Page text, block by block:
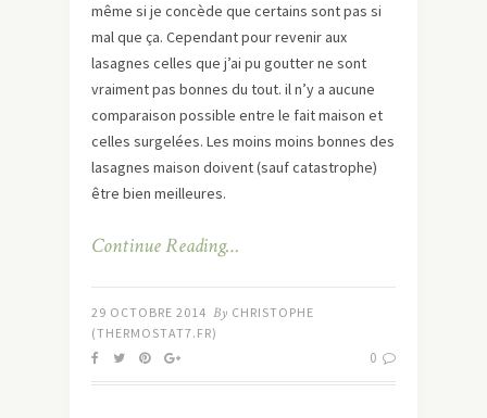
même si je concède que certains sont pas si
mal que ça. Cependant pour revenir aux
lasagnes celles que j’ai pu goutter ne sont
vraiment pas bonnes du tout. il n’y a aucune
comparaison possible entre le fait maison et
celles surgelées. Les moins moins bonnes des
lasagnes maison doivent (sauf catastrophe)
être bien meilleures.
Continue Reading…
29 OCTOBRE 2014 By CHRISTOPHE
(THERMOSTAT7.FR)
0